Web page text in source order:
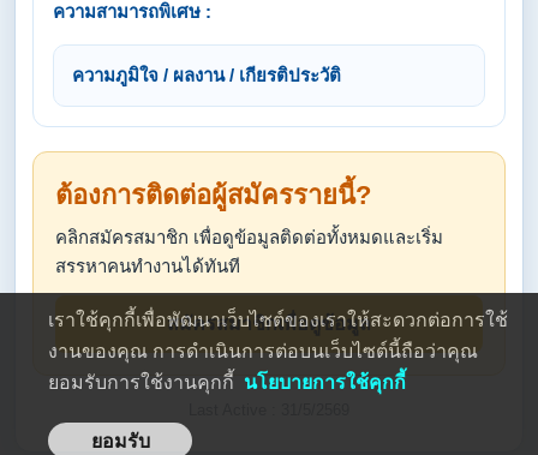
ความสามารถพิเศษ :
ความภูมิใจ / ผลงาน / เกียรติประวัติ
ต้องการติดต่อผู้สมัครรายนี้?
คลิกสมัครสมาชิก เพื่อดูข้อมูลติดต่อทั้งหมดและเริ่ม
สรรหาคนทำงานได้ทันที
สมัครสมาชิกเพื่อดูข้อมูล
เราใช้คุกกี้เพื่อพัฒนาเว็บไซต์ของเราให้สะดวกต่อการใช้
งานของคุณ การดำเนินการต่อบนเว็บไซต์นี้ถือว่าคุณ
ยอมรับการใช้งานคุกกี้ นโยบายการใช้คุกกี้